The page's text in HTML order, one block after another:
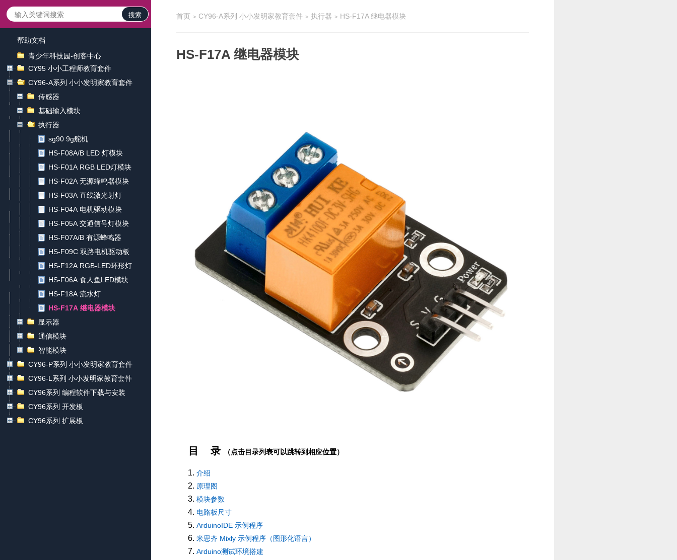
搜索
帮助文档
青少年科技园-创客中心
CY95 小小工程师教育套件
CY96-A系列 小小发明家教育套件
传感器
基础输入模块
执行器
sg90 9g舵机
HS-F08A/B LED 灯模块
HS-F01A RGB LED灯模块
HS-F02A 无源蜂鸣器模块
HS-F03A 直线激光射灯
HS-F04A 电机驱动模块
HS-F05A 交通信号灯模块
HS-F07A/B 有源蜂鸣器
HS-F09C 双路电机驱动板
HS-F12A RGB-LED环形灯
HS-F06A 食人鱼LED模块
HS-F18A 流水灯
HS-F17A 继电器模块
显示器
通信模块
智能模块
CY96-P系列 小小发明家教育套件
CY96-L系列 小小发明家教育套件
CY96系列 编程软件下载与安装
CY96系列 开发板
CY96系列 扩展板
首页 > CY96-A系列 小小发明家教育套件 > 执行器 > HS-F17A 继电器模块
HS-F17A 继电器模块
目 录 （点击目录列表可以跳转到相应位置）
介绍
原理图
模块参数
电路板尺寸
ArduinoIDE 示例程序
米思齐 Mixly 示例程序（图形化语言）
Arduino测试环境搭建